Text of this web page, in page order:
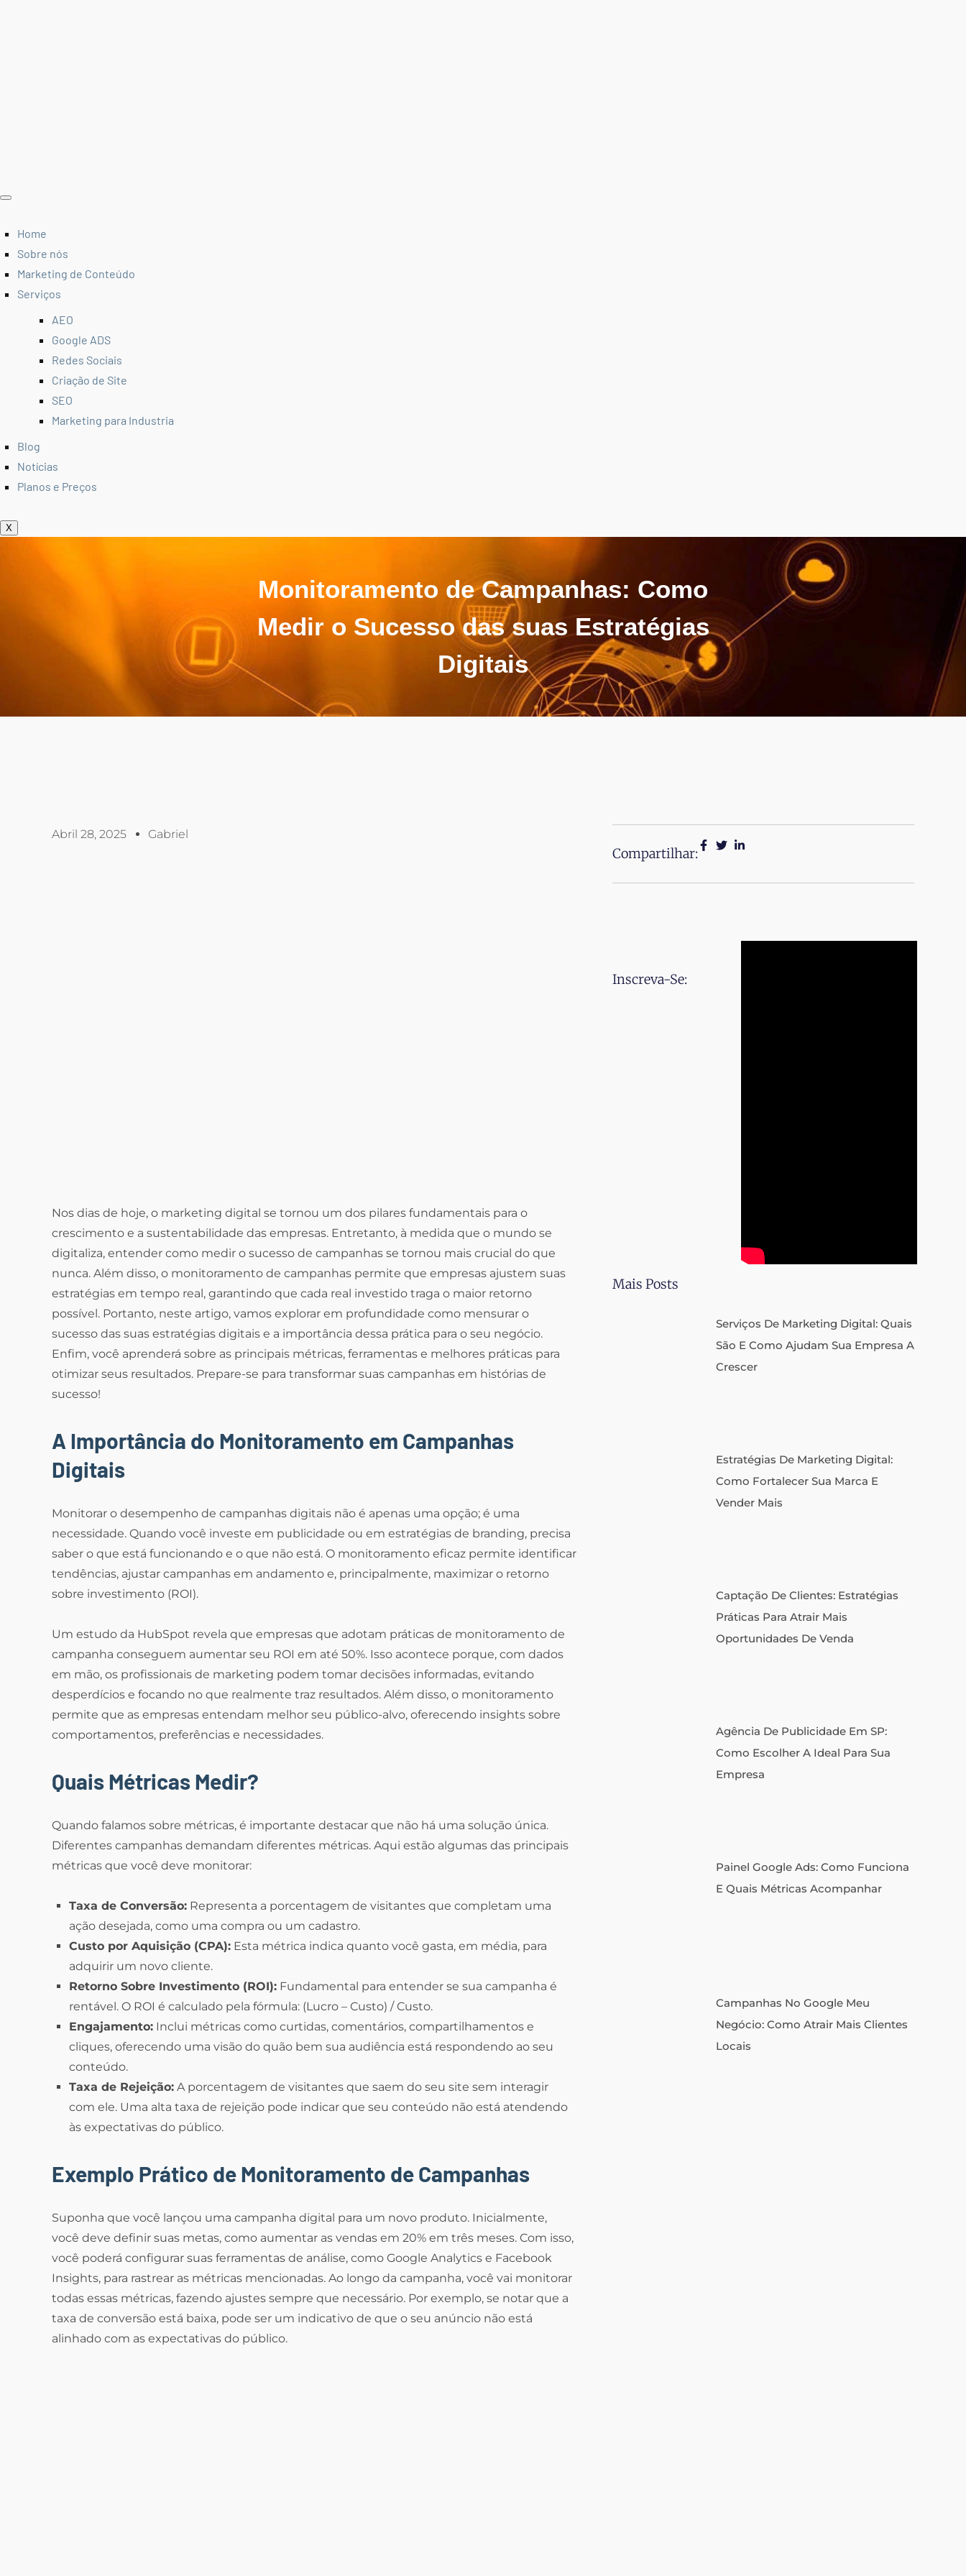
Home
Sobre nós
Marketing de Conteúdo
Serviços
AEO
Google ADS
Redes Sociais
Criação de Site
SEO
Marketing para Industria
Blog
Notícias
Planos e Preços
X
Monitoramento de Campanhas: Como
Medir o Sucesso das suas Estratégias
Digitais
Abril 28, 2025 Gabriel
Nos dias de hoje, o marketing digital se tornou um dos pilares fundamentais para o
crescimento e a sustentabilidade das empresas. Entretanto, à medida que o mundo se
digitaliza, entender como medir o sucesso de campanhas se tornou mais crucial do que
nunca. Além disso, o monitoramento de campanhas permite que empresas ajustem suas
estratégias em tempo real, garantindo que cada real investido traga o maior retorno
possível. Portanto, neste artigo, vamos explorar em profundidade como mensurar o
sucesso das suas estratégias digitais e a importância dessa prática para o seu negócio.
Enfim, você aprenderá sobre as principais métricas, ferramentas e melhores práticas para
otimizar seus resultados. Prepare-se para transformar suas campanhas em histórias de
sucesso!
A Importância do Monitoramento em Campanhas
Digitais
Monitorar o desempenho de campanhas digitais não é apenas uma opção; é uma
necessidade. Quando você investe em publicidade ou em estratégias de branding, precisa
saber o que está funcionando e o que não está. O monitoramento eficaz permite identificar
tendências, ajustar campanhas em andamento e, principalmente, maximizar o retorno
sobre investimento (ROI).
Um estudo da HubSpot revela que empresas que adotam práticas de monitoramento de
campanha conseguem aumentar seu ROI em até 50%. Isso acontece porque, com dados
em mão, os profissionais de marketing podem tomar decisões informadas, evitando
desperdícios e focando no que realmente traz resultados. Além disso, o monitoramento
permite que as empresas entendam melhor seu público-alvo, oferecendo insights sobre
comportamentos, preferências e necessidades.
Quais Métricas Medir?
Quando falamos sobre métricas, é importante destacar que não há uma solução única.
Diferentes campanhas demandam diferentes métricas. Aqui estão algumas das principais
métricas que você deve monitorar:
Taxa de Conversão: Representa a porcentagem de visitantes que completam uma
ação desejada, como uma compra ou um cadastro.
Custo por Aquisição (CPA): Esta métrica indica quanto você gasta, em média, para
adquirir um novo cliente.
Retorno Sobre Investimento (ROI): Fundamental para entender se sua campanha é
rentável. O ROI é calculado pela fórmula: (Lucro – Custo) / Custo.
Engajamento: Inclui métricas como curtidas, comentários, compartilhamentos e
cliques, oferecendo uma visão do quão bem sua audiência está respondendo ao seu
conteúdo.
Taxa de Rejeição: A porcentagem de visitantes que saem do seu site sem interagir
com ele. Uma alta taxa de rejeição pode indicar que seu conteúdo não está atendendo
às expectativas do público.
Exemplo Prático de Monitoramento de Campanhas
Suponha que você lançou uma campanha digital para um novo produto. Inicialmente,
você deve definir suas metas, como aumentar as vendas em 20% em três meses. Com isso,
você poderá configurar suas ferramentas de análise, como Google Analytics e Facebook
Insights, para rastrear as métricas mencionadas. Ao longo da campanha, você vai monitorar
todas essas métricas, fazendo ajustes sempre que necessário. Por exemplo, se notar que a
taxa de conversão está baixa, pode ser um indicativo de que o seu anúncio não está
alinhado com as expectativas do público.
Compartilhar:
Inscreva-Se:
Mais Posts
Serviços De Marketing Digital: Quais
São E Como Ajudam Sua Empresa A
Crescer
Estratégias De Marketing Digital:
Como Fortalecer Sua Marca E
Vender Mais
Captação De Clientes: Estratégias
Práticas Para Atrair Mais
Oportunidades De Venda
Agência De Publicidade Em SP:
Como Escolher A Ideal Para Sua
Empresa
Painel Google Ads: Como Funciona
E Quais Métricas Acompanhar
Campanhas No Google Meu
Negócio: Como Atrair Mais Clientes
Locais